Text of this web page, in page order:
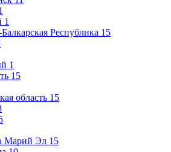
1
Республика 15
1
15
область 15
Марий Эл 15